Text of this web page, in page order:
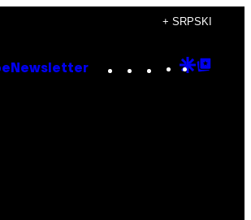
+ SRPSKI
Newsletter Instagram
TikTok
YouTube
Google